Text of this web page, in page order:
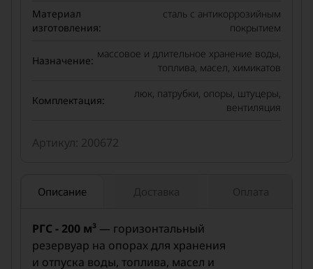
Материал
изготовления:
сталь с антикоррозийным
покрытием
Назначение:
массовое и длительное хранение воды,
топлива, масел, химикатов
Комплектация:
люк, патрубки, опоры, штуцеры,
вентиляция
Артикул: 200672
Описание
РГС - 200 м³ — горизонтальный
резервуар на опорах для хранения
и отпуска воды, топлива, масел и